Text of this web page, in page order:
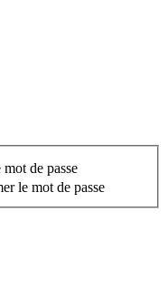
mot de passe
le mot de passe